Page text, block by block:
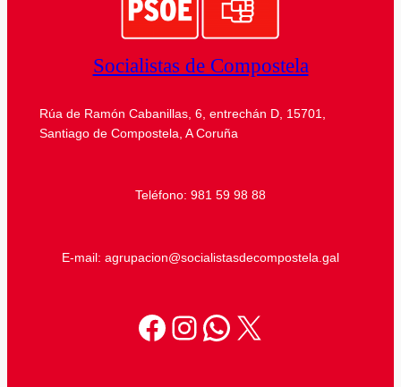
Socialistas de Compostela
Rúa de Ramón Cabanillas, 6, entrechán D, 15701,
Santiago de Compostela, A Coruña
Teléfono: 981 59 98 88
E-mail: agrupacion@socialistasdecompostela.gal
Facebook
Instagram
WhatsApp
X